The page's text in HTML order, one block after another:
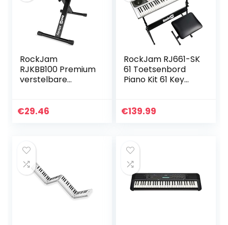
RockJam
RJKBB100 Premium
verstelbare
en pianokruk, eén
€29.46
RockJam RJ661-SK
61 Toetsenbord
Piano Kit 61 Key
Toetsenbord
Piano Application,
Grijs
€139.99